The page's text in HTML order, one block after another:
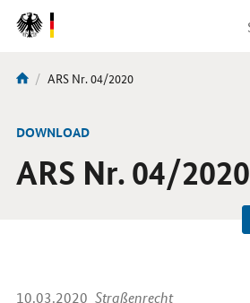
DirektZu:
Navigation
Sie
hier:
Aktuelle
ARS Nr. 04/2020
DOWNLOAD
ARS Nr. 04/2020
10.03.2020 Straßenrecht